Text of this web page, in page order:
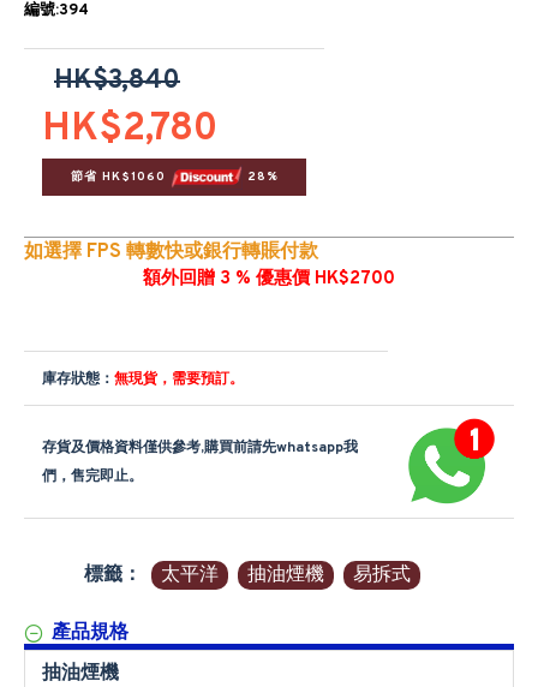
編號:394
HK$2,780
HK$3,840
節省 HK$1060 28%
如選擇 FPS 轉數快或銀行轉賬付款
額外回贈 3 % 優惠價 HK$2700
庫存狀態： 無現貨，需要預訂。
存貨及價格資料僅供參考,購買前請先whatsapp我
們，售完即止。
標籤： 太平洋 抽油煙機 易拆式
產品規格
抽油煙機